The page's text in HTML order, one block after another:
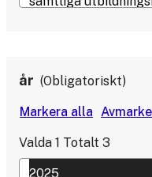
år Obligatoriskt
Valda 1 Totalt 3